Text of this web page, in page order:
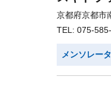
京都府京都市
TEL: 075-
メンソレー